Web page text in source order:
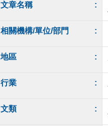
文章名稱 :
相關機構/單位/部門 :
地區 :
行業 :
文類 :